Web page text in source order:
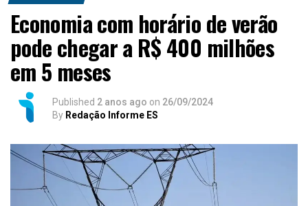
Economia com horário de verão
pode chegar a R$ 400 milhões
em 5 meses
Published 2 anos ago on 26/09/2024
By Redação Informe ES